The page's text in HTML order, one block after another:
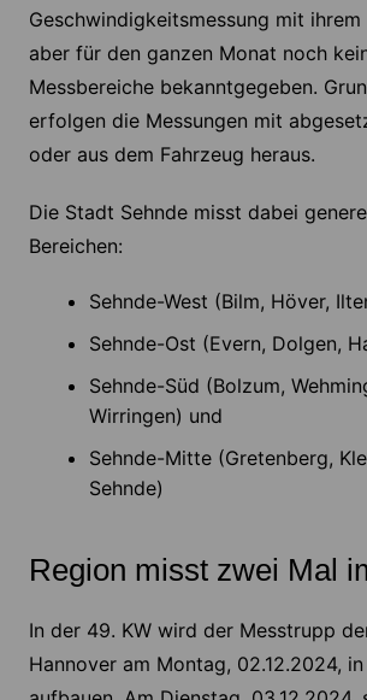
Geschwindigkeitsmessung mit
aber für den ganzen Monat noch
Messbereiche bekanntgegeben.
erfolgen die Messungen mit
oder aus dem Fahrzeug heraus.
Die Stadt Sehnde misst dabei
Bereichen:
Sehnde-West (Bilm, Höver,
Sehnde-Ost (Evern, Dolgen,
Sehnde-Süd (Bolzum,
Wirringen) und
Sehnde-Mitte (Gretenberg,
Sehnde)
Region misst zwei Mal
In der 49. KW wird der Messtrupp
Hannover am Montag, 02.12.2024,